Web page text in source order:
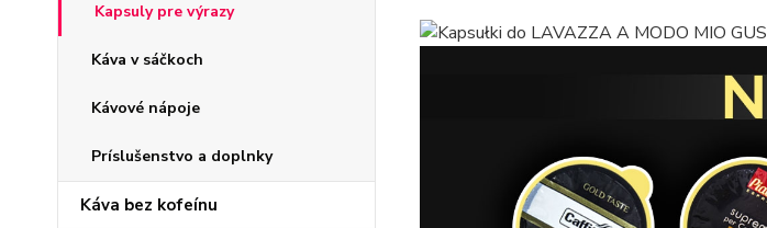
Kapsuly pre výrazy
Káva v sáčkoch
Kávové nápoje
Príslušenstvo a doplnky
Káva bez kofeínu